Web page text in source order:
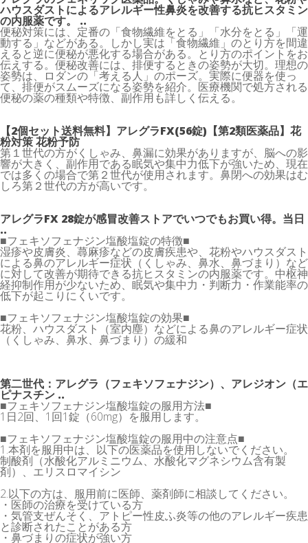
ハウスダストによるアレルギー性鼻炎を改善する抗ヒスタミン
の内服薬です。 ..
便秘対策には、定番の「食物繊維をとる」「水分をとる」「運
動する」などがある。しかし実は「食物繊維」のとり方を間違
えると逆に便秘が悪化する場合がある。とり方のポイントをお
伝えする。便秘改善には、排便するときの姿勢が大切。理想の
姿勢は、ロダンの「考える人」のポーズ。実際に便器を使っ
て、排便がスムーズになる姿勢を紹介。医療機関で処方される
便秘の薬の種類や特徴、副作用も詳しく伝える。
【2個セット送料無料】アレグラFX(56錠)【第2類医薬品】花
粉対策 花粉予防
第１世代の方がくしゃみ、鼻漏に効果がありますが、脳への影
響が大きく、副作用である眠気や集中力低下が強いため、現在
では多くの場合で第２世代が使用されます。鼻閉への効果はむ
しろ第２世代の方が高いです。
アレグラFX 28錠が感冒改善ストアでいつでもお買い得。当日
..
■フェキソフェナジン塩酸塩錠の特徴■
湿疹や皮膚炎、蕁麻疹などの皮膚疾患や、花粉やハウスダスト
による鼻のアレルギー症状（くしゃみ、鼻水、鼻づまり）など
に対して改善が期待できる抗ヒスタミンの内服薬です。中枢神
経抑制作用が少ないため、眠気や集中力・判断力・作業能率の
低下が起こりにくいです。
■フェキソフェナジン塩酸塩錠の効果■
花粉、ハウスダスト（室内塵）などによる鼻のアレルギー症状
（くしゃみ、鼻水、鼻づまり）の緩和
第二世代：アレグラ（フェキソフェナジン）、アレジオン（エ
ピナスチン ..
■フェキソフェナジン塩酸塩錠の服用方法■
1日2回、1回1錠（60mg）を服用します。
■フェキソフェナジン塩酸塩錠の服用中の注意点■
1.本剤を服用中は、以下の医薬品を使用しないでください。
制酸剤（水酸化アルミニウム、水酸化マグネシウム含有製
剤）、エリスロマイシン
2.以下の方は、服用前に医師、薬剤師に相談してください。
・医師の治療を受けている方
・気管支ぜんそく、アトピー性皮ふ炎等の他のアレルギー疾患
と診断されたことがある方
・鼻づまりの症状が強い方